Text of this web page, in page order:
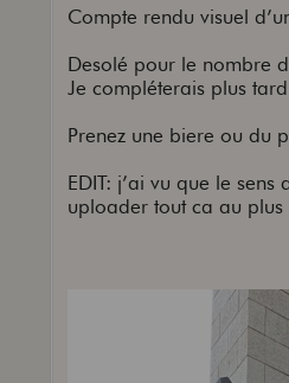
Compte rendu visuel
Desolé pour le nombre
Je compléterais plus
Prenez une biere ou du
EDIT: j’ai vu que le
uploader tout ca au